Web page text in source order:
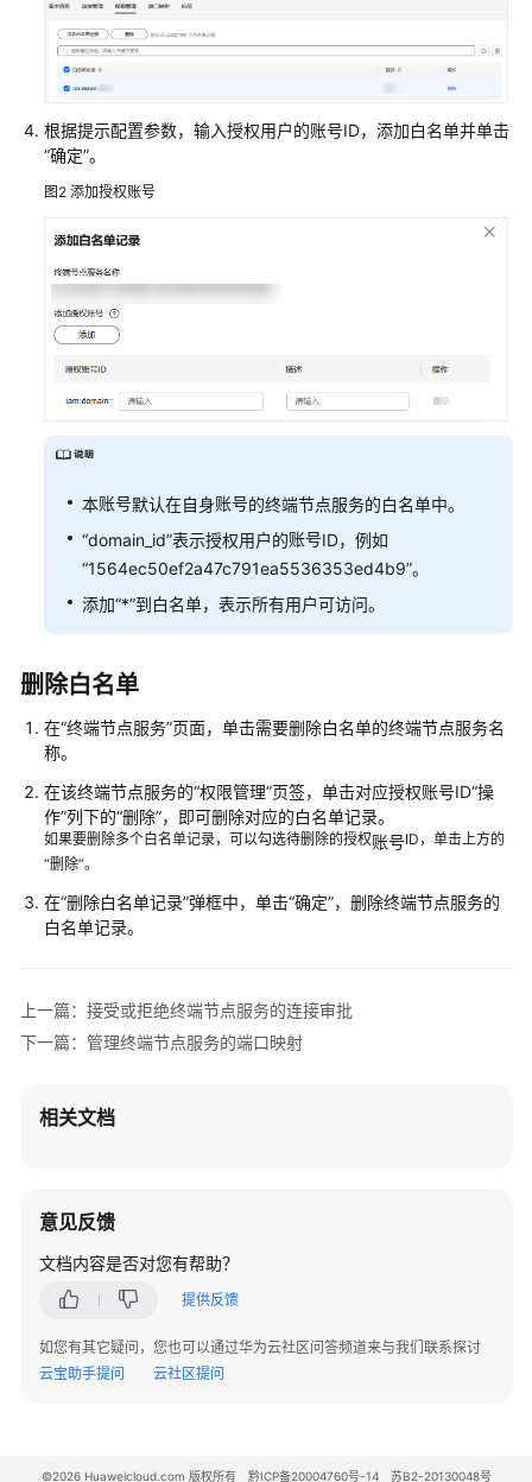
端
节
点
服
务
理
端
节
点
介
创
建
终
端
节
务
管
终
端
节
务
或
拒
端
务
的
接
批
根据提示配置参数，输入授权用户的账号ID，添加白名单并单击
“确定”。
图2 添加授权账号
本账号默认在自身账号的终端节点服务的白名单中。
“domain_id”表示授权用户的账号ID，例如
“1564ec50ef2a47c791ea5536353ed4b9”。
添加“*”到白名单，表示所有用户可访问。
删除白名单
在“终端节点服务”页面，单击需要删除白名单的终端节点服务名
称。
在该终端节点服务的“权限管理”页签，单击对应授权账号ID“操
作”列下的“删除”，即可删除对应的白名单记录。
如果要删除多个白名单记录，可以勾选待删除的授权账号ID，单击上方的
“删除”。
在“删除白名单记录”弹框中，单击“确定”，删除终端节点服务的
白名单记录。
上一篇：接受或拒绝终端节点服务的连接审批
下一篇：管理终端节点服务的端口映射
相关文档
意见反馈
文档内容是否对您有帮助？
提供反馈
如您有其它疑问，您也可以通过华为云社区问答频道来与我们联系探讨
云宝助手提问
云社区提问
©2026 Huaweicloud.com 版权所有 黔ICP备20004760号-14 苏B2-20130048号